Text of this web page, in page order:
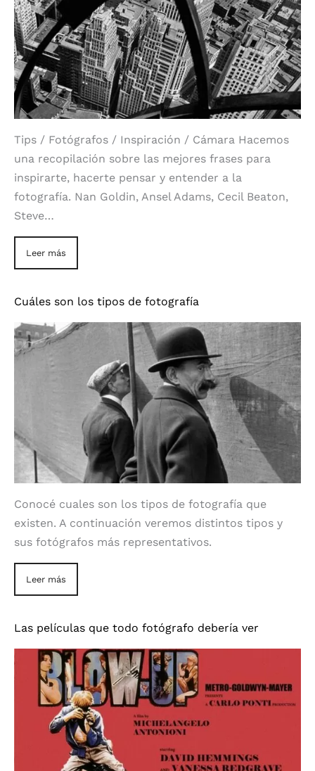
Tips / Fotógrafos / Inspiración / Cámara Hacemos
una recopilación sobre las mejores frases para
inspirarte, hacerte pensar y entender a la
fotografía. Nan Goldin, Ansel Adams, Cecil Beaton,
Steve…
Leer más
Cuáles son los tipos de fotografía
Conocé cuales son los tipos de fotografía que
existen. A continuación veremos distintos tipos y
sus fotógrafos más representativos.
Leer más
Las películas que todo fotógrafo debería ver